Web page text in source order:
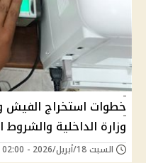
خطوات استخراج الفيش
وزارة الداخلية
السبت 18/أبريل/2026 - 02:00 ص